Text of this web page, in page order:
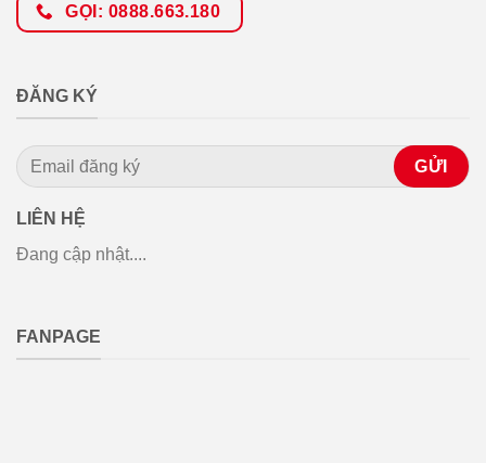
GỌI: 0888.663.180
ĐĂNG KÝ
LIÊN HỆ
Đang cập nhật....
FANPAGE